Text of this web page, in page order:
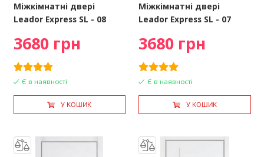
Міжкімнатні двері
Leador Express SL - 08
3680 грн
Є в наявності
У КОШИК
Міжкімнатні двері
Leador Express SL - 07
3680 грн
Є в наявності
У КОШИК